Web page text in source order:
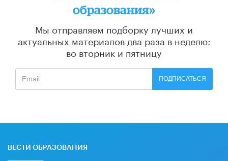
образования»
Мы отправляем подборку лучших и
актуальных материалов два раза в неделю:
во вторник и пятницу
ПОДПИСАТЬСЯ
ВЕСТИ ОБРАЗОВАНИЯ